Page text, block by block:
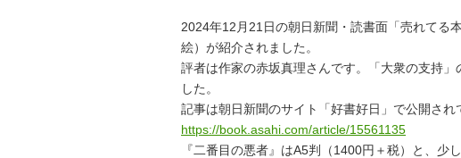
2024年12月21日の朝日新聞・読書面「売れて
絵）が紹介されました。
評者は作家の赤坂真理さんです。「大衆の支持
した。
記事は朝日新聞のサイト「好書好日」で公開され
https://book.asahi.com/article/15561135
『二番目の悪者』はA5判（1400円＋税）と、少